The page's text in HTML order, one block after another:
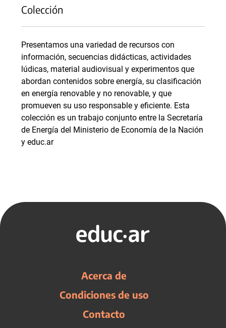
Colección
Presentamos una variedad de recursos con
información, secuencias didácticas, actividades
lúdicas, material audiovisual y experimentos que
abordan contenidos sobre energía, su clasificación
en energía renovable y no renovable, y que
promueven su uso responsable y eficiente. Esta
colección es un trabajo conjunto entre la Secretaría
de Energía del Ministerio de Economía de la Nación
y educ.ar
Acerca de
Condiciones de uso
Contacto